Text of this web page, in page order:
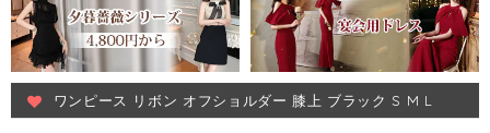
ワンピース リボン オフショルダー 膝上 ブラック S M L